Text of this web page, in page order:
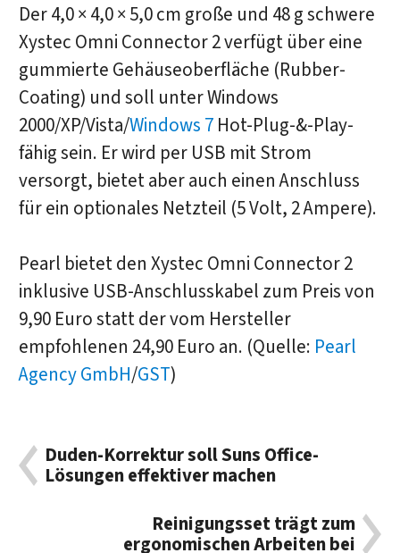
Der 4,0 × 4,0 × 5,0 cm große und 48 g schwere
Xystec Omni Connector 2 verfügt über eine
gummierte Gehäuseoberfläche (Rubber-
Coating) und soll unter Windows
2000/XP/Vista/Windows 7Hot-Plug-&-Play-
fähig sein. Er wird per USB mit Strom
versorgt, bietet aber auch einen Anschluss
für ein optionales Netzteil (5 Volt, 2 Ampere).
Pearl bietet den Xystec Omni Connector 2
inklusive USB-Anschlusskabel zum Preis von
9,90 Euro statt der vom Hersteller
empfohlenen 24,90 Euro an. (Quelle: Pearl
Agency GmbH/GST)
Duden-Korrektur soll Suns Office-
Lösungen effektiver machen
Reinigungsset trägt zum
ergonomischen Arbeiten bei